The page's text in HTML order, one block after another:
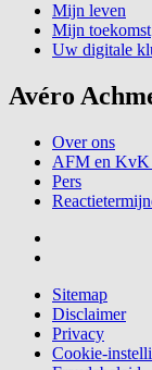
Mijn leven
Mijn toekomst
Uw digitale
Avéro
Over ons
AFM en KvK
Pers
Sitemap
Disclaimer
Privacy
Cookie-